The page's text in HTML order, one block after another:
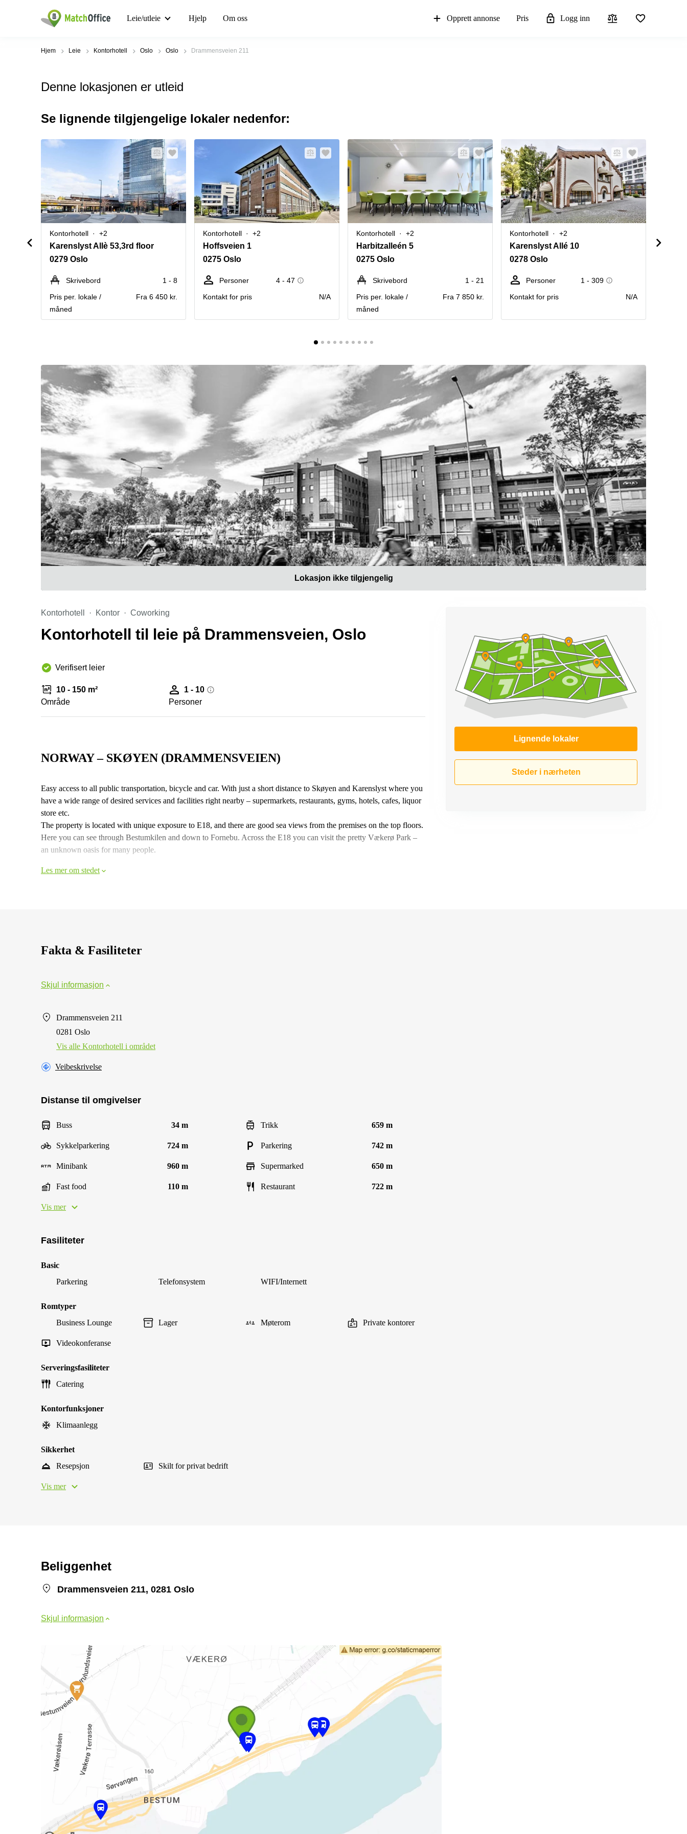
Leie/utleie Hjelp Om oss Opprett annonse Pris Logg inn
Hjem Leie Kontorhotell Oslo Oslo Drammensveien 211
Denne lokasjonen er utleid
Se lignende tilgjengelige lokaler nedenfor:
Kontorhotell +2
Karenslyst Allè 53,3rd floor
0279 Oslo
Skrivebord
1 - 8
Pris per. lokale /
måned
Fra 6 450 kr.
Kontorhotell +2
Hoffsveien 1
0275 Oslo
Personer
4 - 47
Kontakt for pris
N/A
Kontorhotell +2
Harbitzalleén 5
0275 Oslo
Skrivebord
1 - 21
Pris per. lokale /
måned
Fra 7 850 kr.
Kontorhotell +2
Karenslyst Allé 10
0278 Oslo
Personer
1 - 309
Kontakt for pris
N/A
Lokasjon ikke tilgjengelig
Kontorhotell Kontor Coworking
Kontorhotell til leie på Drammensveien, Oslo
Verifisert leier
10 - 150 m²
Område
1 - 10
Personer
Lignende lokaler
Steder i nærheten
NORWAY – SKØYEN (DRAMMENSVEIEN)
Easy access to all public transportation, bicycle and car. With just a short distance to Skøyen and Karenslyst where you
have a wide range of desired services and facilities right nearby – supermarkets, restaurants, gyms, hotels, cafes, liquor
store etc.
The property is located with unique exposure to E18, and there are good sea views from the premises on the top floors.
Here you can see through Bestumkilen and down to Fornebu. Across the E18 you can visit the pretty Vækerø Park –
an unknown oasis for many people.
Les mer om stedet
Fakta & Fasiliteter
Skjul informasjon
Drammensveien 211
0281 Oslo
Vis alle Kontorhotell i området
Veibeskrivelse
Distanse til omgivelser
Buss 34 m Trikk 659 m
Sykkelparkering 724 m Parkering 742 m
Minibank 960 m Supermarked 650 m
Fast food 110 m Restaurant 722 m
Vis mer
Fasiliteter
Basic
Parkering
Telefonsystem WIFI/Internett
Romtyper
Business Lounge
Lager Møterom Private kontorer
Videokonferanse
Serveringsfasiliteter
Catering
Kontorfunksjoner
Klimaanlegg
Sikkerhet
Resepsjon
Skilt for privat bedrift
Vis mer
Beliggenhet
Drammensveien 211, 0281 Oslo
Skjul informasjon